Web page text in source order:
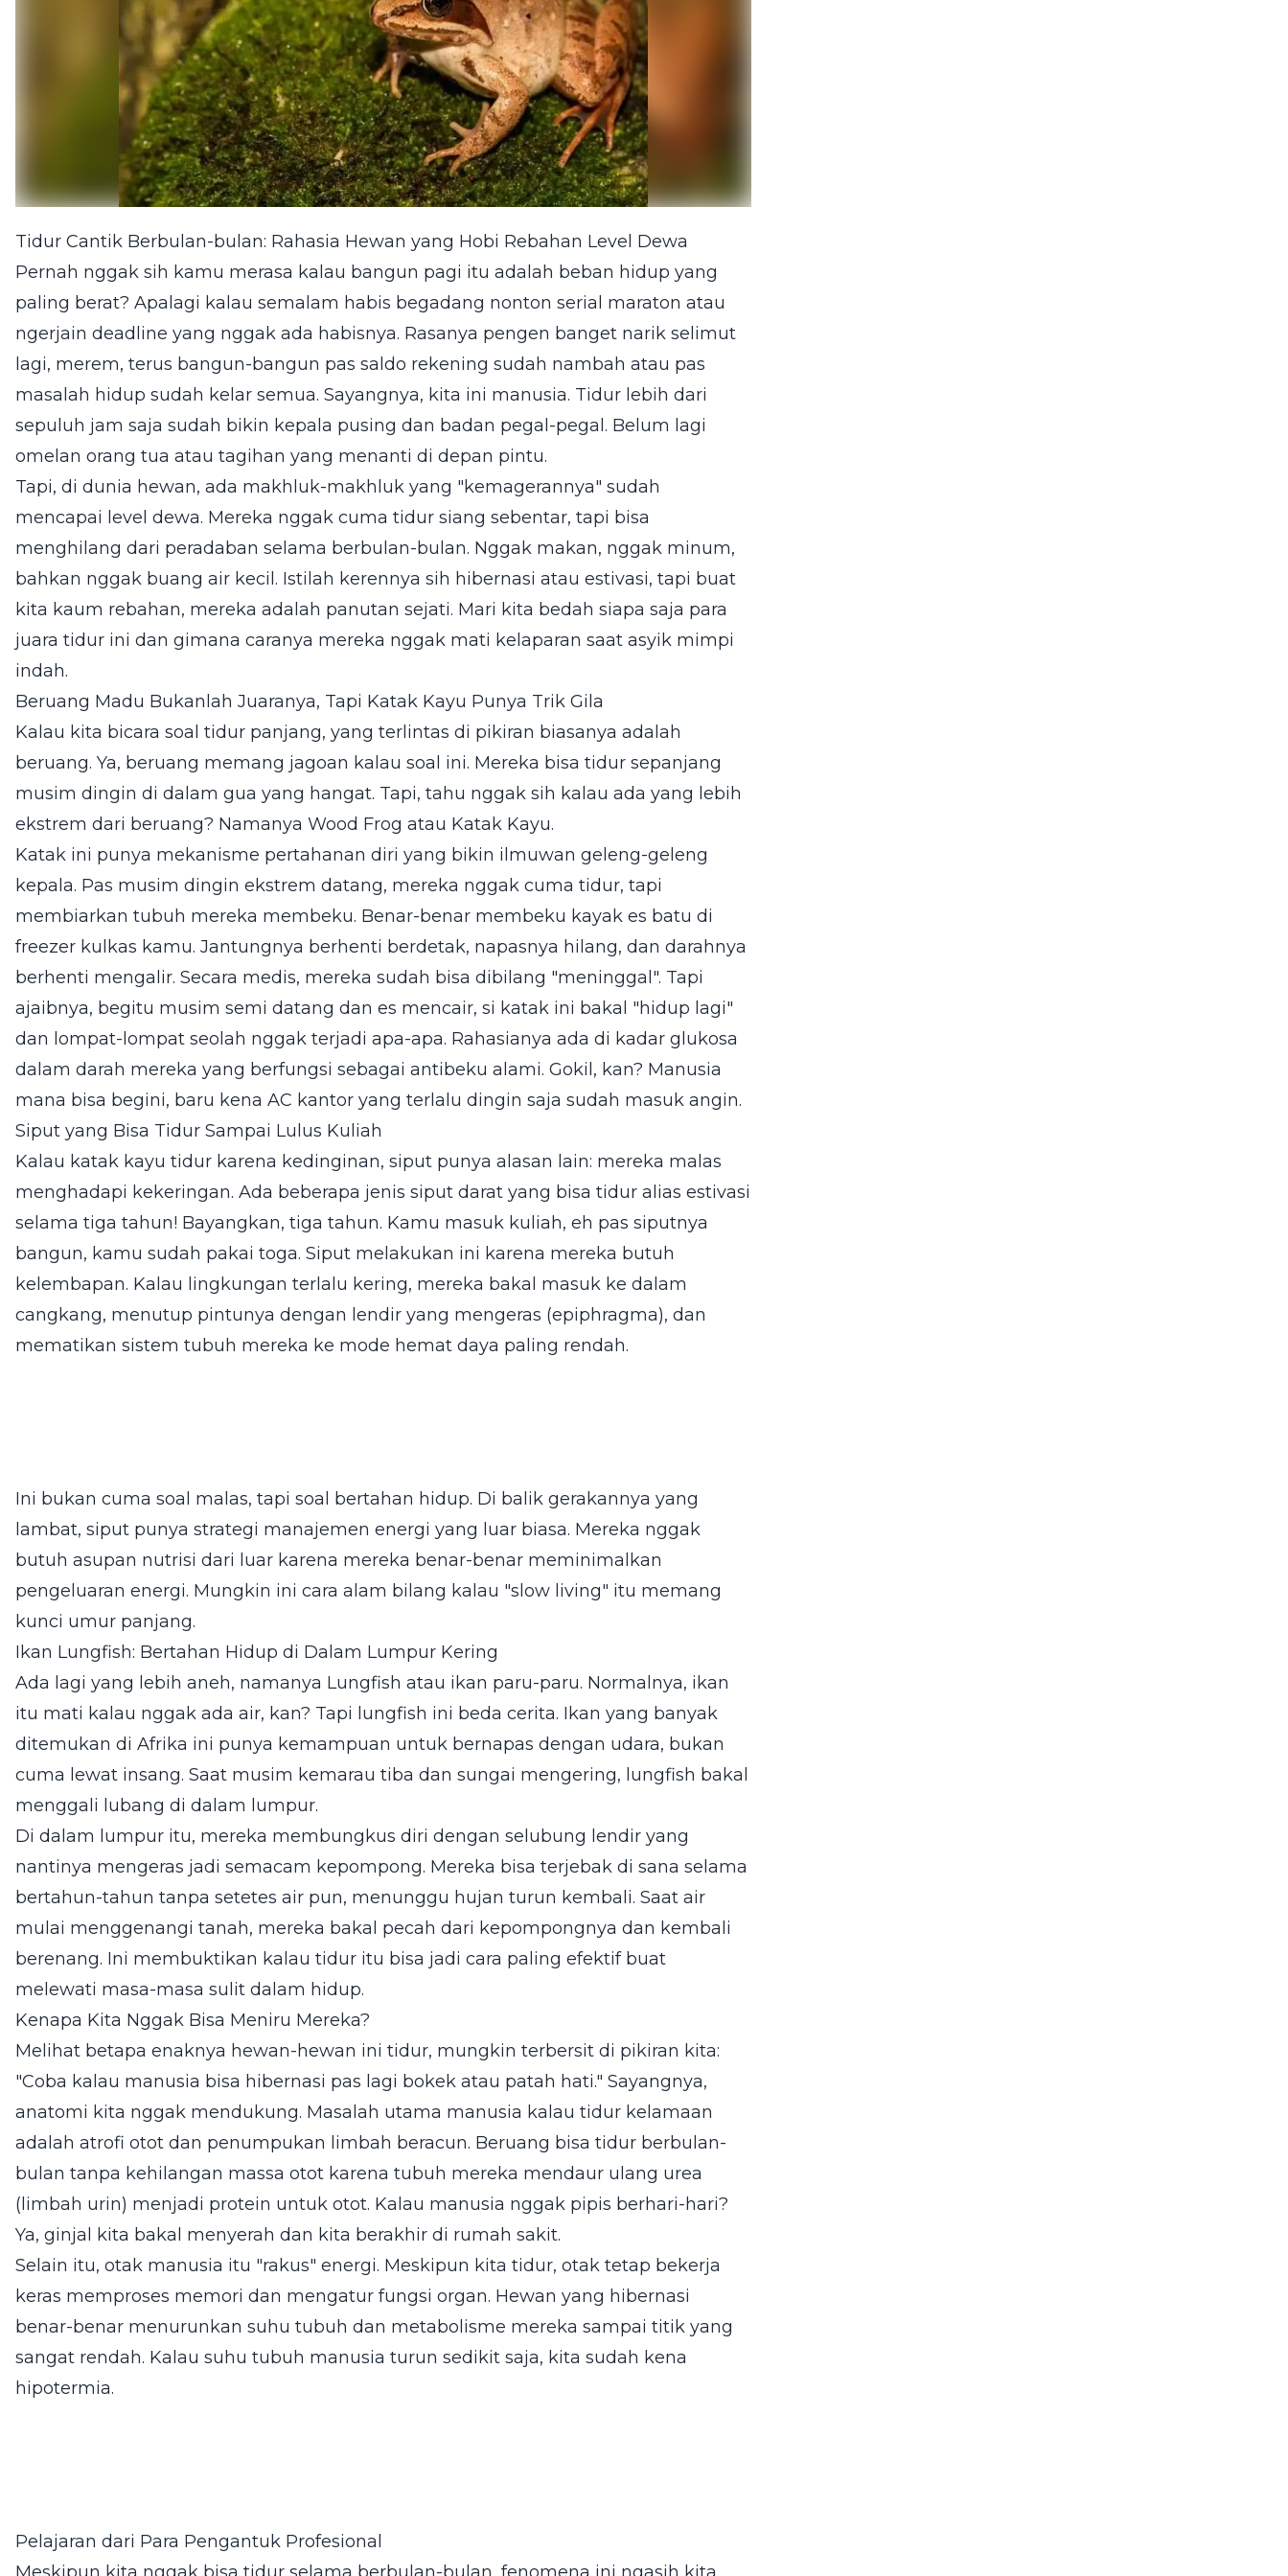
Tidur Cantik Berbulan-bulan: Rahasia Hewan yang Hobi Rebahan Level Dewa
Pernah nggak sih kamu merasa kalau bangun pagi itu adalah beban hidup yang
paling berat? Apalagi kalau semalam habis begadang nonton serial maraton atau
ngerjain deadline yang nggak ada habisnya. Rasanya pengen banget narik selimut
lagi, merem, terus bangun-bangun pas saldo rekening sudah nambah atau pas
masalah hidup sudah kelar semua. Sayangnya, kita ini manusia. Tidur lebih dari
sepuluh jam saja sudah bikin kepala pusing dan badan pegal-pegal. Belum lagi
omelan orang tua atau tagihan yang menanti di depan pintu.
Tapi, di dunia hewan, ada makhluk-makhluk yang "kemagerannya" sudah
mencapai level dewa. Mereka nggak cuma tidur siang sebentar, tapi bisa
menghilang dari peradaban selama berbulan-bulan. Nggak makan, nggak minum,
bahkan nggak buang air kecil. Istilah kerennya sih hibernasi atau estivasi, tapi buat
kita kaum rebahan, mereka adalah panutan sejati. Mari kita bedah siapa saja para
juara tidur ini dan gimana caranya mereka nggak mati kelaparan saat asyik mimpi
indah.
Beruang Madu Bukanlah Juaranya, Tapi Katak Kayu Punya Trik Gila
Kalau kita bicara soal tidur panjang, yang terlintas di pikiran biasanya adalah
beruang. Ya, beruang memang jagoan kalau soal ini. Mereka bisa tidur sepanjang
musim dingin di dalam gua yang hangat. Tapi, tahu nggak sih kalau ada yang lebih
ekstrem dari beruang? Namanya Wood Frog atau Katak Kayu.
Katak ini punya mekanisme pertahanan diri yang bikin ilmuwan geleng-geleng
kepala. Pas musim dingin ekstrem datang, mereka nggak cuma tidur, tapi
membiarkan tubuh mereka membeku. Benar-benar membeku kayak es batu di
freezer kulkas kamu. Jantungnya berhenti berdetak, napasnya hilang, dan darahnya
berhenti mengalir. Secara medis, mereka sudah bisa dibilang "meninggal". Tapi
ajaibnya, begitu musim semi datang dan es mencair, si katak ini bakal "hidup lagi"
dan lompat-lompat seolah nggak terjadi apa-apa. Rahasianya ada di kadar glukosa
dalam darah mereka yang berfungsi sebagai antibeku alami. Gokil, kan? Manusia
mana bisa begini, baru kena AC kantor yang terlalu dingin saja sudah masuk angin.
Siput yang Bisa Tidur Sampai Lulus Kuliah
Kalau katak kayu tidur karena kedinginan, siput punya alasan lain: mereka malas
menghadapi kekeringan. Ada beberapa jenis siput darat yang bisa tidur alias estivasi
selama tiga tahun! Bayangkan, tiga tahun. Kamu masuk kuliah, eh pas siputnya
bangun, kamu sudah pakai toga. Siput melakukan ini karena mereka butuh
kelembapan. Kalau lingkungan terlalu kering, mereka bakal masuk ke dalam
cangkang, menutup pintunya dengan lendir yang mengeras (epiphragma), dan
mematikan sistem tubuh mereka ke mode hemat daya paling rendah.
Ini bukan cuma soal malas, tapi soal bertahan hidup. Di balik gerakannya yang
lambat, siput punya strategi manajemen energi yang luar biasa. Mereka nggak
butuh asupan nutrisi dari luar karena mereka benar-benar meminimalkan
pengeluaran energi. Mungkin ini cara alam bilang kalau "slow living" itu memang
kunci umur panjang.
Ikan Lungfish: Bertahan Hidup di Dalam Lumpur Kering
Ada lagi yang lebih aneh, namanya Lungfish atau ikan paru-paru. Normalnya, ikan
itu mati kalau nggak ada air, kan? Tapi lungfish ini beda cerita. Ikan yang banyak
ditemukan di Afrika ini punya kemampuan untuk bernapas dengan udara, bukan
cuma lewat insang. Saat musim kemarau tiba dan sungai mengering, lungfish bakal
menggali lubang di dalam lumpur.
Di dalam lumpur itu, mereka membungkus diri dengan selubung lendir yang
nantinya mengeras jadi semacam kepompong. Mereka bisa terjebak di sana selama
bertahun-tahun tanpa setetes air pun, menunggu hujan turun kembali. Saat air
mulai menggenangi tanah, mereka bakal pecah dari kepompongnya dan kembali
berenang. Ini membuktikan kalau tidur itu bisa jadi cara paling efektif buat
melewati masa-masa sulit dalam hidup.
Kenapa Kita Nggak Bisa Meniru Mereka?
Melihat betapa enaknya hewan-hewan ini tidur, mungkin terbersit di pikiran kita:
"Coba kalau manusia bisa hibernasi pas lagi bokek atau patah hati." Sayangnya,
anatomi kita nggak mendukung. Masalah utama manusia kalau tidur kelamaan
adalah atrofi otot dan penumpukan limbah beracun. Beruang bisa tidur berbulan-
bulan tanpa kehilangan massa otot karena tubuh mereka mendaur ulang urea
(limbah urin) menjadi protein untuk otot. Kalau manusia nggak pipis berhari-hari?
Ya, ginjal kita bakal menyerah dan kita berakhir di rumah sakit.
Selain itu, otak manusia itu "rakus" energi. Meskipun kita tidur, otak tetap bekerja
keras memproses memori dan mengatur fungsi organ. Hewan yang hibernasi
benar-benar menurunkan suhu tubuh dan metabolisme mereka sampai titik yang
sangat rendah. Kalau suhu tubuh manusia turun sedikit saja, kita sudah kena
hipotermia.
Pelajaran dari Para Pengantuk Profesional